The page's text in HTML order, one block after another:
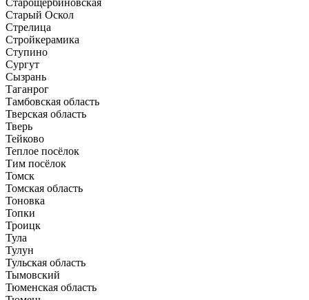
Старый Оскол
Стрелица
Стройкерамика
Ступино
Сургут
Сызрань
Таганрог
Тамбовская область
Тверская область
Тверь
Тейково
Теплое посёлок
Тим посёлок
Томск
Томская область
Тоновка
Топки
Троицк
Тула
Тулун
Тульская область
Тымовский
Тюменская область